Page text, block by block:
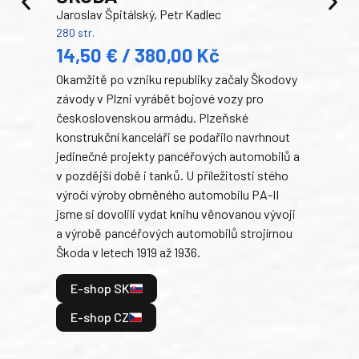
Jaroslav Špitálský, Petr Kadlec
280 str.
14,50 € / 380,00 Kč
Okamžitě po vzniku republiky začaly Škodovy
závody v Plzni vyrábět bojové vozy pro
československou armádu. Plzeňské
konstrukční kanceláři se podařilo navrhnout
jedinečné projekty pancéřových automobilů a
v pozdější době i tanků. U příležitosti stého
výročí výroby obrněného automobilu PA-II
jsme si dovolili vydat knihu věnovanou vývoji
a výrobě pancéřových automobilů strojírnou
Škoda v letech 1919 až 1936.
E-shop SK
E-shop CZ